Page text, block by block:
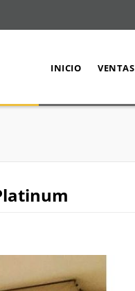
INICIO VENTAS